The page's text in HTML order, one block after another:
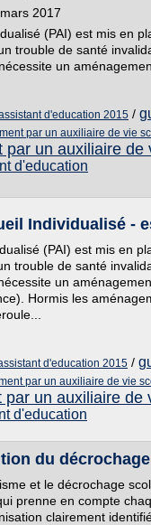
2017
(PAI) est mis en
trouble de santé
un
d'education 2015 /
par un auxiliaire de vie
par un auxiliaire de
d'education
Individualisé -
(PAI) est mis en
trouble de santé
un
Hormis les
d'education 2015 /
par un auxiliaire de vie
par un auxiliaire de
d'education
du
et le décrochage
prenne en compte
clairement